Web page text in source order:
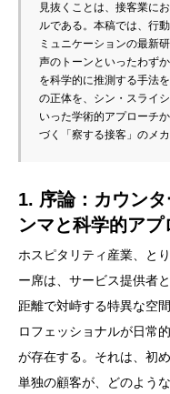
見抜くことは、接客業に
ルである。本稿では、行
ミュニケーションの最新
声のトーンといったわず
を科学的に推測する手法
の正体を、シン・スライ
いった学術的アプローチ
づく「察する接客」のメ
1. 序論：カウン
ンマと科学的ア
ホスピタリティ産業、と
ー席は、サービス提供者
距離で対峙する特異な空
ロフェッショナルが日常
が存在する。それは、初
単独の顧客が、どのよう